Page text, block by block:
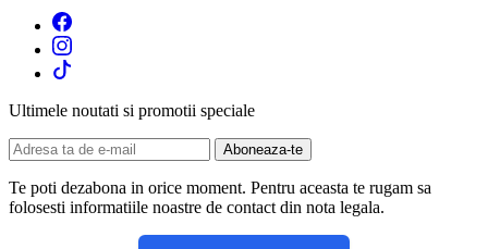
Ultimele noutati si promotii speciale
Te poti dezabona in orice moment. Pentru aceasta te rugam sa
folosesti informatiile noastre de contact din nota legala.